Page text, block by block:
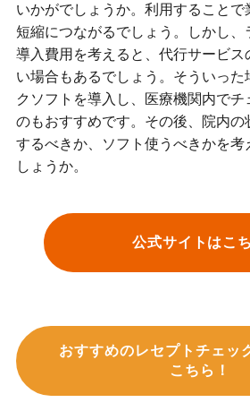
いかがでしょうか。利用することで
短縮につながるでしょう。しかし、
導入費用を考えると、代行サービス
い場合もあるでしょう。そういった
クソフトを導入し、医療機関内でチ
のもおすすめです。その後、院内の
するべきか、ソフト使うべきかを考
しょうか。
公式サイトはこ
おすすめのレセプトチェッ
こちら！